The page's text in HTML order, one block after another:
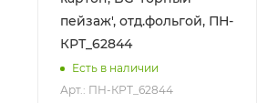
пейзаж', отд.фольгой, ПН-
КРТ_62844
Есть в наличии
Арт.: ПН-КРТ_62844